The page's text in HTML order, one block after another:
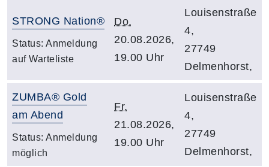
STRONG Nation®
Status: Anmeldung
auf Warteliste
Do.
20.08.2026,
19.00 Uhr
Louisenstraße
4,
27749
Delmenhorst,
ZUMBA® Gold
am Abend
Status: Anmeldung
möglich
Fr.
21.08.2026,
19.00 Uhr
Louisenstraße
4,
27749
Delmenhorst,